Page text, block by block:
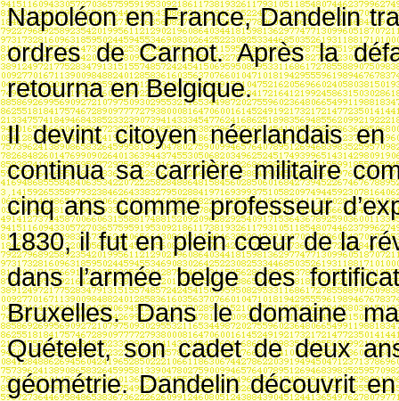
Napoléon en France, Dandelin
ordres de Carnot. Après la
retourna en Belgique.
Il devint citoyen néerlandais
continua sa carrière militaire
cinq ans comme professeur
1830, il fut en plein cœur de la
dans l’armée belge des
Bruxelles. Dans le domaine
Quételet, son cadet de deux
géométrie. Dandelin découvrit